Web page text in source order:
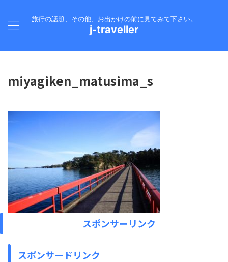
旅行の話題、その他、お出かけの前に見てみて下さい。
j-traveller
miyagiken_matusima_s
スポンサーリンク
スポンサードリンク